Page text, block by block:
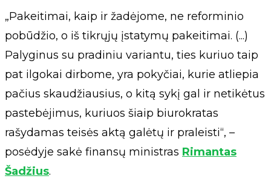
„Pakeitimai, kaip ir žadėjome, ne reforminio
pobūdžio, o iš tikrųjų įstatymų pakeitimai. (...)
Palyginus su pradiniu variantu, ties kuriuo taip
pat ilgokai dirbome, yra pokyčiai, kurie atliepia
pačius skaudžiausius, o kitą sykį gal ir netikėtus
pastebėjimus, kuriuos šiaip biurokratas
rašydamas teisės aktą galėtų ir praleisti“, –
posėdyje sakė finansų ministras Rimantas
Šadžius.